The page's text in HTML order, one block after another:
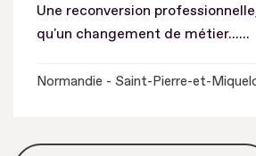
Une reconversion
qu'un changement de métier......
Normandie - Saint-Pierre-et-